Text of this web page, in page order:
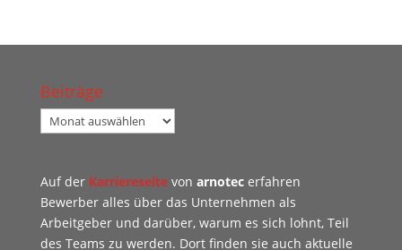
Beiträge
Beiträge
Auf der Karriereseitevon arnotecerfahren
Bewerber alles über das Unternehmen als
Arbeitgeber und darüber, warum es sich lohnt, Teil
des Teams zu werden. Dort finden sie auch aktuelle